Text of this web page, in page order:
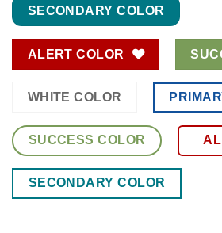
SECONDARY COLOR
ALERT COLOR
WHITE COLOR
SUCCESS COLOR
SECONDARY COLOR